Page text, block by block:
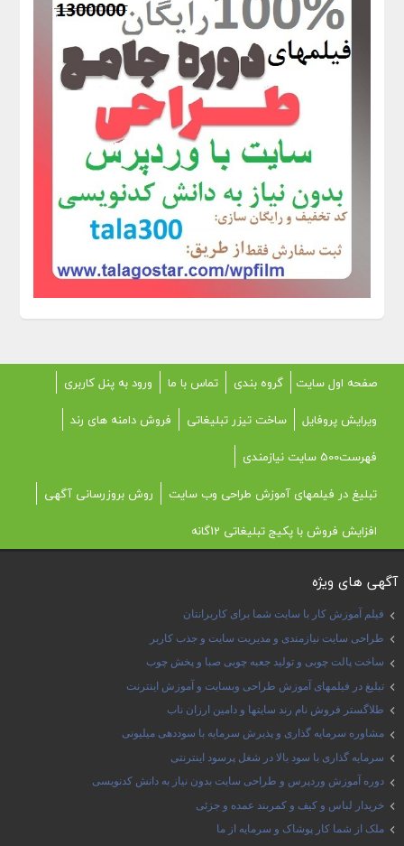
صفحه اول سایت گروه بندی تماس با ما
ورود به پنل کاربری
ویرایش پروفایل
ساخت تیزر تبلیغاتی
فروش دامنه های رند
فهرست500 سایت نیازمندی
تبلیغ در فیلمهای آموزش طراحی وب سایت
روش بروزرسانی آگهی
افزایش فروش با پکیج تبلیغاتی 12گانه
آگهی های ویژه
فیلم آموزش کار با سایت شما برای کاربرانتان
طراحی سایت نیازمندی و مدیریت سایت و جذب کاربر
ساخت پالت چوبی و تولید جعبه چوبی صبا و پخش چوب
تبلیغ در فیلمهای آموزش طراحی وبسایت و آموزش اینترنت
طلاگستر فروش نام رند سایتها و دامین ارزان ناب
مشاوره سرمایه گذاری و پذیرش سرمایه با سوددهی میلیونی
سرمایه گذاری با سود بالا در شغل پرسود اینترنتی
دوره آموزش وردپرس و طراحی سایت بدون نیاز به دانش کدنویسی
خریدار لباس و کیف و کمربند عمده و جزئی
ملک از شما کار پوشاک و سرمایه از ما